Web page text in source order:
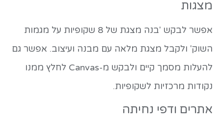
מצגות
אפשר לבקש 'בנה מצגת של 8 שקופיות על מגמות
השוק' ולקבל מצגת מלאה עם מבנה ועיצוב. אפשר גם
להעלות מסמך קיים ולבקש מ-Canvas לחלץ ממנו
נקודות מרכזיות לשקופיות.
אתרים ודפי נחיתה